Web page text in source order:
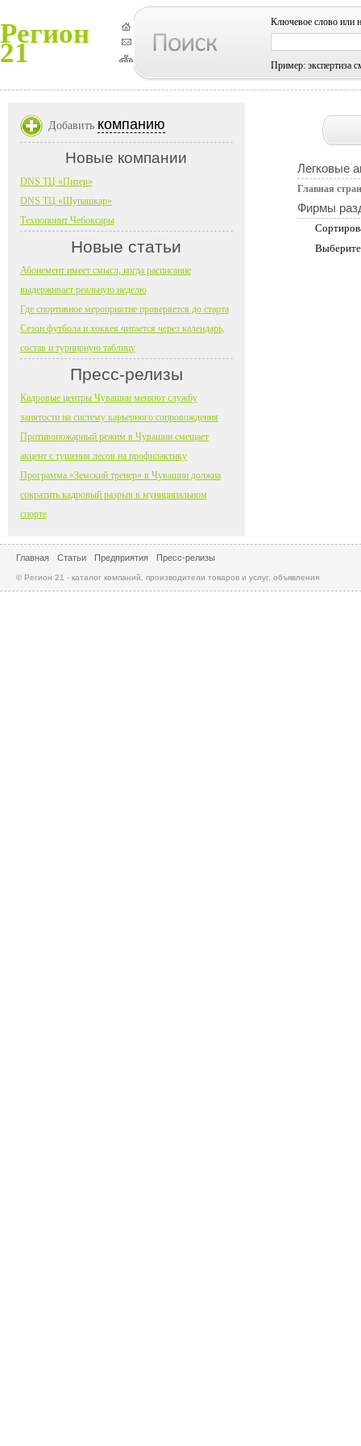
Регион
21
Ключевое слово или
Пример: экспертиза
Легковые
Главная
Фирмы
Добавить компанию
Новые компании
DNS ТЦ «Питер»
DNS ТЦ «Шупашкар»
Технопоинт Чебоксары
Новые статьи
Абонемент имеет смысл, когда расписание
выдерживает реальную неделю
Где спортивное мероприятие проверяется до старта
Сезон футбола и хоккея читается через календарь,
состав и турнирную таблицу
Пресс-релизы
Кадровые центры Чувашии меняют службу
занятости на систему карьерного сопровождения
Противопожарный режим в Чувашии смещает
акцент с тушения лесов на профилактику
Программа «Земский тренер» в Чувашии должна
сократить кадровый разрыв в муниципальном
спорте
Главная Статьи Предприятия Пресс-релизы
© Регион 21 - каталог компаний, производители товаров и услуг, объявления